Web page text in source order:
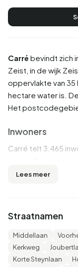
Carré bevindt zich
Zeist , in de wijk
oppervlakte van 35
hectare water is.
Het
Inwoners
Carré telt 3.465
overige leeftijden
verweduwd. 2.370
komen uit Europa
Er zijn 2.225
Lees meer
Straatnamen
Middellaan
Kerkweg
Korte Steynlaan